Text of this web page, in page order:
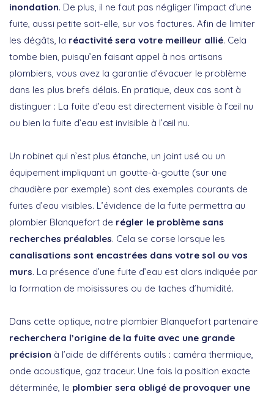
inondation. De plus, il ne faut pas négliger l’impact d’une
fuite, aussi petite soit-elle, sur vos factures. Afin de limiter
les dégâts, la réactivité sera votre meilleur allié. Cela
tombe bien, puisqu’en faisant appel à nos artisans
plombiers, vous avez la garantie d’évacuer le problème
dans les plus brefs délais. En pratique, deux cas sont à
distinguer : La fuite d’eau est directement visible à l’œil nu
ou bien la fuite d’eau est invisible à l’œil nu.
Un robinet qui n’est plus étanche, un joint usé ou un
équipement impliquant un goutte-à-goutte (sur une
chaudière par exemple) sont des exemples courants de
fuites d’eau visibles. L’évidence de la fuite permettra au
plombier Blanquefort de régler le problème sans
recherches préalables. Cela se corse lorsque les
canalisations sont encastrées dans votre sol ou vos
murs. La présence d’une fuite d’eau est alors indiquée par
la formation de moisissures ou de taches d’humidité.
Dans cette optique, notre plombier Blanquefort partenaire
recherchera l’origine de la fuite avec une grande
précision à l’aide de différents outils : caméra thermique,
onde acoustique, gaz traceur. Une fois la position exacte
déterminée, le plombier sera obligé de provoquer une